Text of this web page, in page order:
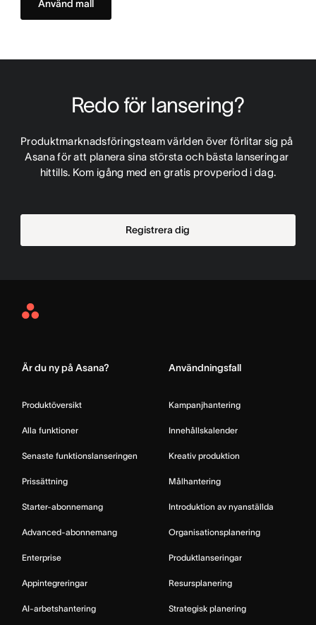
Använd mall
Redo för lansering?
Produktmarknadsföringsteam världen över förlitar sig på
Asana för att planera sina största och bästa lanseringar
hittills. Kom igång med en gratis provperiod i dag.
Registrera dig
Asana
Är du ny på Asana?
Produktöversikt
Alla funktioner
Senaste funktionslanseringen
Prissättning
Starter-abonnemang
Advanced-abonnemang
Enterprise
Appintegreringar
AI-arbetshantering
Användningsfall
Kampanjhantering
Innehållskalender
Kreativ produktion
Målhantering
Introduktion av nyanställda
Organisationsplanering
Produktlanseringar
Resursplanering
Strategisk planering